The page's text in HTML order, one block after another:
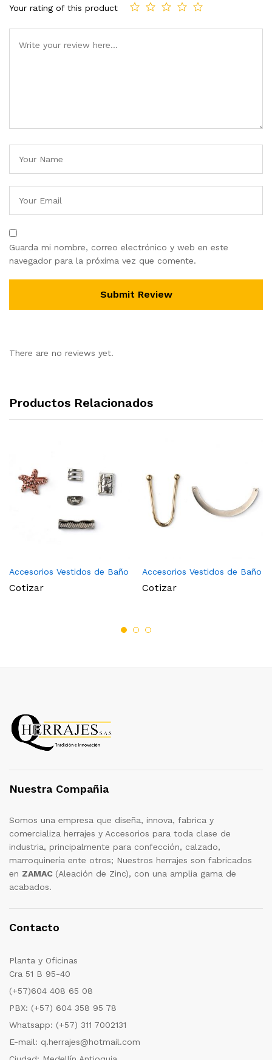
Your rating of this product
Guarda mi nombre, correo electrónico y web en este
navegador para la próxima vez que comente.
There are no reviews yet.
Productos Relacionados
Accesorios Vestidos de Baño
Cotizar
Accesorios Vestidos de Baño
Cotizar
Nuestra Compañia
Somos una empresa que diseña, innova, fabrica y
comercializa herrajes y Accesorios para toda clase de
industria, principalmente para confección, calzado,
marroquinería ente otros; Nuestros herrajes son fabricados
en ZAMAC (Aleación de Zinc), con una amplia gama de
acabados.
Contacto
Planta y Oficinas
Cra 51 B 95-40
(+57)604 408 65 08
PBX: (+57) 604 358 95 78
Whatsapp: (+57) 311 7002131
E-mail: q.herrajes@hotmail.com